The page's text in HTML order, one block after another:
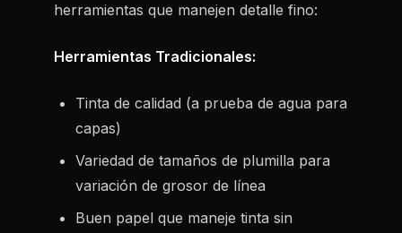
herramientas que manejen detalle fino:
Herramientas Tradicionales:
Tinta de calidad (a prueba de agua para
capas)
Variedad de tamaños de plumilla para
variación de grosor de línea
Buen papel que maneje tinta sin